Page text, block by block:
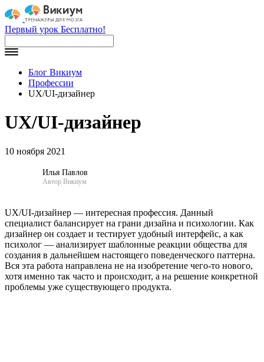
Первый урок Бесплатно!
Блог Викиум
Профессии
UX/UI-дизайнер
UX/UI-дизайнер
10 ноября 2021
Илья Павлов
Автор Викиум
UX/UI-дизайнер — интересная профессия. Данный
специалист балансирует на грани дизайна и психологии. Как
дизайнер он создает и тестирует удобный интерфейс, а как
психолог — анализирует шаблонные реакции общества для
создания в дальнейшем настоящего поведенческого паттерна.
Вся эта работа направлена не на изобретение чего-то нового,
хотя именно так часто и происходит, а на решение конкретной
проблемы уже существующего продукта.